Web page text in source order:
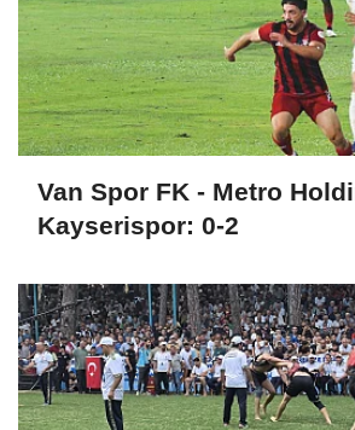
Van Spor FK - Metro
Kayserispor: 0-2